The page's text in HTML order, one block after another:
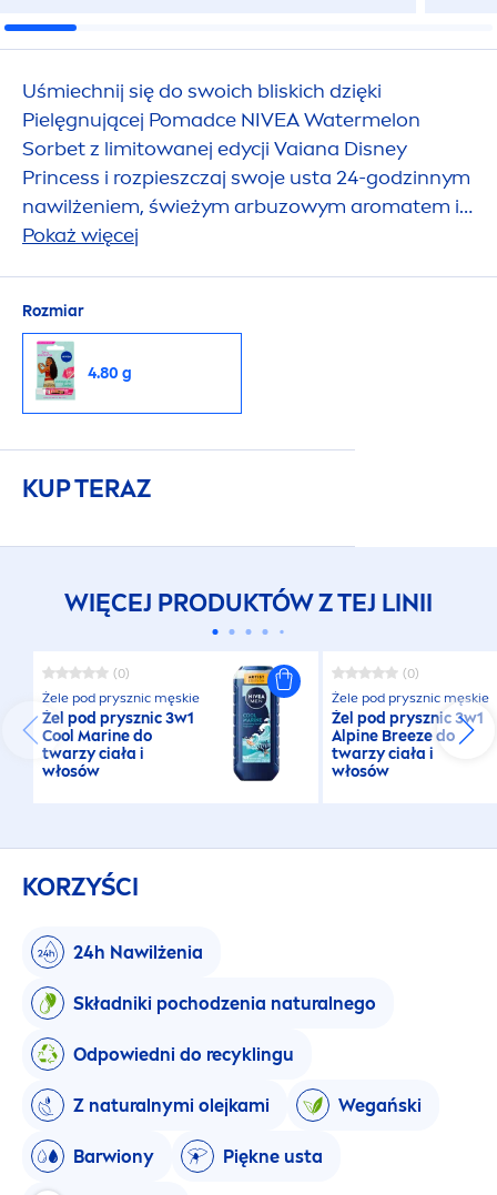
Uśmiechnij się do swoich bliskich dzięki
Pielęgnującej Pomadce NIVEAWatermelon
Sorbet z limitowanej edycji Vaiana Disney
Princess i rozpieszczaj swoje usta 24-godzinnym
nawilżeniem, świeżym arbuzowym aromatem i
subtelnym różowym połyskiem.
Pokaż więcej
Rozmiar
4.80 g
KUP TERAZ
WIĘCEJ PRODUKTÓW Z TEJ LINII
(0)
Żele pod prysznic męskie
Żel pod prysznic 3w1
Cool Marine do
twarzy ciała i
włosów
(0)
Żele pod prysznic męskie
Żel pod prysznic 3w1
Alpine Breeze do
twarzy ciała i
włosów
KORZYŚCI
24h Nawilżenia
Składniki pochodzenia naturalnego
Odpowiedni do recyklingu
Z naturalnymi olejkami Wegański
Barwiony Piękne usta